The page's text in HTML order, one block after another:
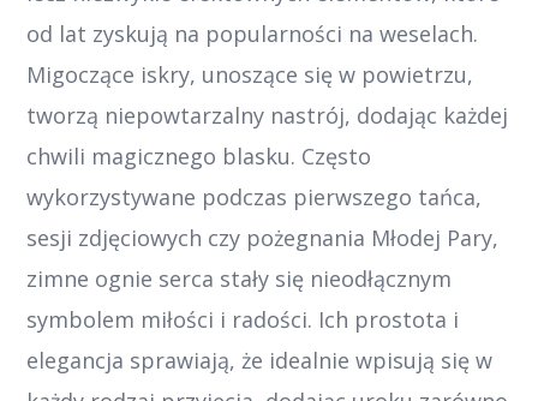
od lat zyskują na popularności na weselach.
Migoczące iskry, unoszące się w powietrzu,
tworzą niepowtarzalny nastrój, dodając każdej
chwili magicznego blasku. Często
wykorzystywane podczas pierwszego tańca,
sesji zdjęciowych czy pożegnania Młodej Pary,
zimne ognie serca stały się nieodłącznym
symbolem miłości i radości. Ich prostota i
elegancja sprawiają, że idealnie wpisują się w